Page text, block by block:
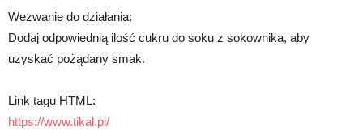
Wezwanie do działania:
Dodaj odpowiednią ilość cukru do soku z sokownika, aby
uzyskać pożądany smak.
Link tagu HTML:
https://www.tikal.pl/